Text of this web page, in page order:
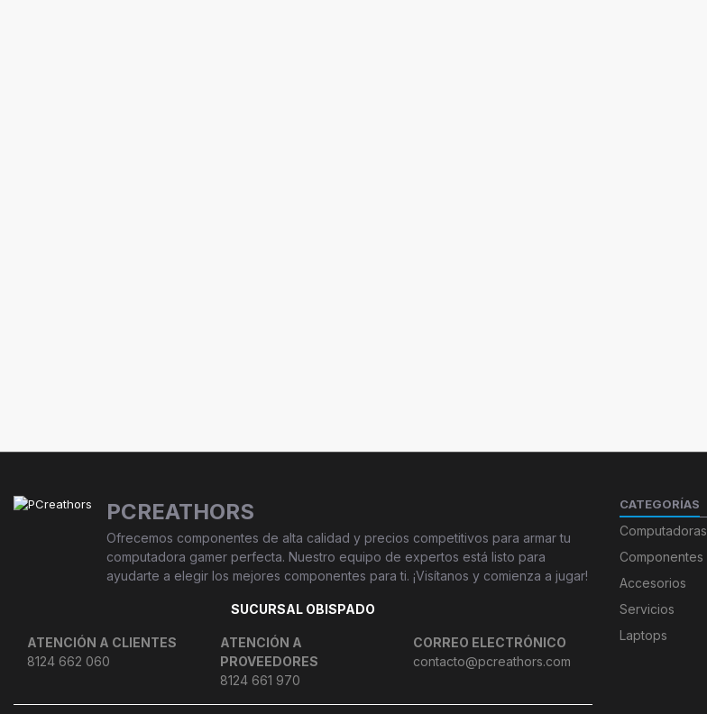
PCREATHORS
Ofrecemos componentes de alta calidad y precios competitivos para armar tu
computadora gamer perfecta. Nuestro equipo de expertos está listo para
ayudarte a elegir los mejores componentes para ti. ¡Visítanos y comienza a jugar!
SUCURSAL OBISPADO
ATENCIÓN A CLIENTES
8124 662 060
ATENCIÓN A
PROVEEDORES
8124 661 970
CORREO ELECTRÓNICO
contacto@pcreathors.com
CATEGORÍAS
Computadoras
Componentes
Accesorios
Servicios
Laptops